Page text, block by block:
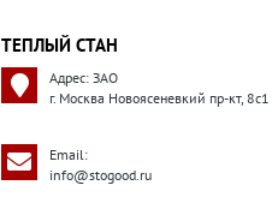
ТЕПЛЫЙ СТАН
Адрес: ЗАО
г. Москва Новоясеневкий пр-кт, 8с1
Email:
info@stogood.ru